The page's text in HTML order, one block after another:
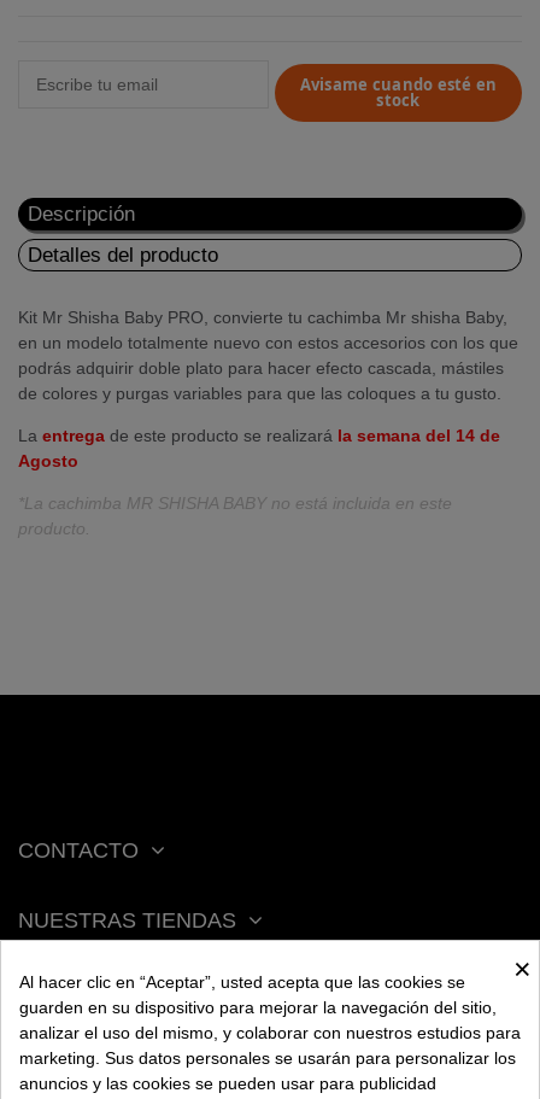
Avisame cuando esté en
stock
Descripción
Detalles del producto
Kit Mr Shisha Baby PRO, convierte tu cachimba Mr shisha Baby,
en un modelo totalmente nuevo con estos accesorios con los que
podrás adquirir doble plato para hacer efecto cascada, mástiles
de colores y purgas variables para que las coloques a tu gusto.
La entrega de este producto se realizará la semana del 14 de
Agosto
*La cachimba MR SHISHA BABY no está incluida en este
producto.
CONTACTO
NUESTRAS TIENDAS
ACERCA DE BENGALA
AYUDA
×
Al hacer clic en “Aceptar”, usted acepta que las cookies se
guarden en su dispositivo para mejorar la navegación del sitio,
analizar el uso del mismo, y colaborar con nuestros estudios para
marketing. Sus datos personales se usarán para personalizar los
anuncios y las cookies se pueden usar para publicidad